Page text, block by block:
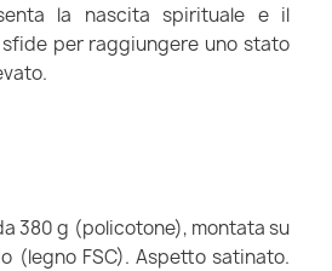
la nascita spirituale e il
per raggiungere uno stato
380 g (policotone), montata su
(legno FSC). Aspetto satinato.